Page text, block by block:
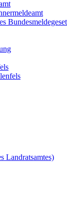
Landratsamtes)